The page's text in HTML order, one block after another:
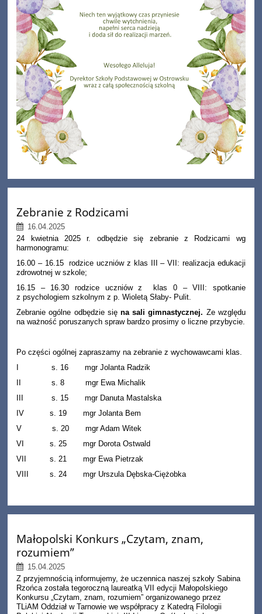
Zebranie z Rodzicami
16.04.2025
24 kwietnia 2025 r. odbędzie się zebranie z Rodzicami wg
harmonogramu:
16.00 – 16.15 rodzice uczniów z klas III – VII: realizacja edukacji
zdrowotnej w szkole;
16.15 – 16.30 rodzice uczniów z klas 0 – VIII: spotkanie
z psychologiem szkolnym z p. Wioletą Słaby- Pulit.
Zebranie ogólne odbędzie się na sali gimnastycznej. Ze względu
na ważność poruszanych spraw bardzo prosimy o liczne przybycie.
Po części ogólnej zapraszamy na zebranie z wychowawcami klas.
I s. 16 mgr Jolanta Radzik
II s. 8 mgr Ewa Michalik
III s. 15 mgr Danuta Mastalska
IV s. 19 mgr Jolanta Bem
V s. 20 mgr Adam Witek
VI s. 25 mgr Dorota Ostwald
VII s. 21 mgr Ewa Pietrzak
VIII s. 24 mgr Urszula Dębska-Ciężobka
Małopolski Konkurs „Czytam, znam,
rozumiem”
15.04.2025
Z przyjemnością informujemy, że uczennica naszej szkoły Sabina
Rzońca została tegoroczną laureatką VII edycji Małopolskiego
Konkursu „Czytam, znam, rozumiem” organizowanego przez
TLiAM Oddział w Tarnowie we współpracy z Katedrą Filologii